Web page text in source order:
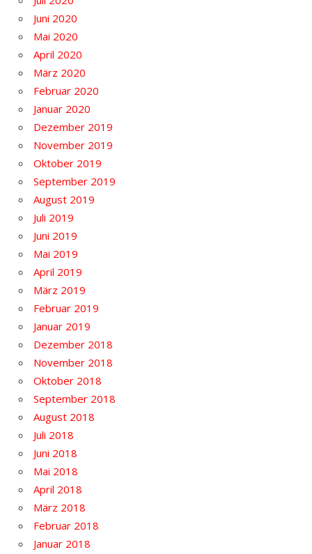
Juni 2020
Mai 2020
April 2020
März 2020
Februar 2020
Januar 2020
Dezember 2019
November 2019
Oktober 2019
September 2019
August 2019
Juli 2019
Juni 2019
Mai 2019
April 2019
März 2019
Februar 2019
Januar 2019
Dezember 2018
November 2018
Oktober 2018
September 2018
August 2018
Juli 2018
Juni 2018
Mai 2018
April 2018
März 2018
Februar 2018
Januar 2018